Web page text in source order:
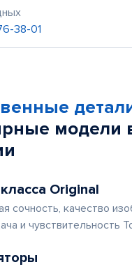
38-01
модели
Original
сочность, качество
и чувствительность